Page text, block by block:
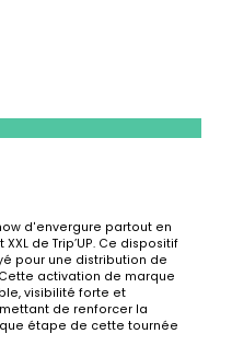
d'envergure partout en
de Trip’UP. Ce dispositif
pour une distribution de
activation de marque
visibilité forte et
de renforcer la
étape de cette tournée